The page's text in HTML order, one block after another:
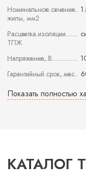
Номинальное сечение
жилы, мм2
Расцветка изоляции
ТПЖ
Напряжение, В
Гарантийный срок, мес
Показать полностью
КАТАЛОГ